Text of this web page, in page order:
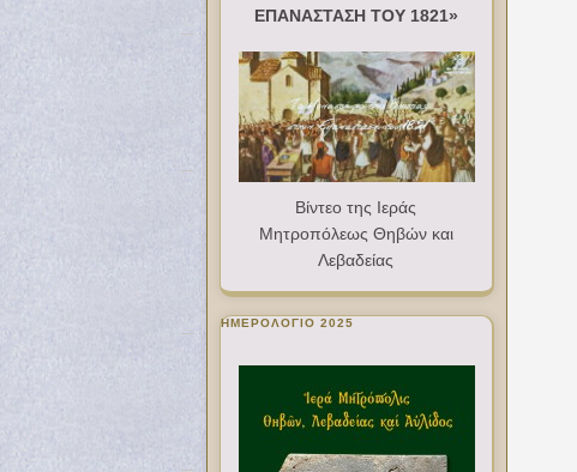
ΕΠΑΝΑΣΤΑΣΗ ΤΟΥ 1821»
Βίντεο της Ιεράς
Μητροπόλεως Θηβών και
Λεβαδείας
ΗΜΕΡΟΛΟΓΙΟ 2025